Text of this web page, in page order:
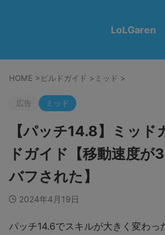
LoLGaren
HOME > ビルドガイド > ミッド >
広告 ミッド
【パッチ14.8】ミッ
ドガイド【移動速度
バフされた】
2024年4月19日
パッチ14.6でスキルが大きく変わっ